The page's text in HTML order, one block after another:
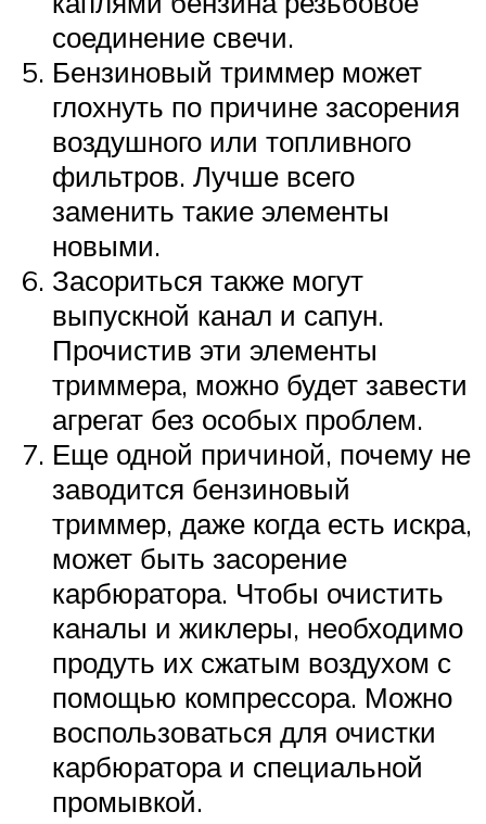
соединение свечи.
Бензиновый триммер может
глохнуть по причине засорения
воздушного или топливного
фильтров. Лучше всего
заменить такие элементы
новыми.
Засориться также могут
выпускной канал и сапун.
Прочистив эти элементы
триммера, можно будет завести
агрегат без особых проблем.
Еще одной причиной, почему не
заводится бензиновый
триммер, даже когда есть искра,
может быть засорение
карбюратора. Чтобы очистить
каналы и жиклеры, необходимо
продуть их сжатым воздухом с
помощью компрессора. Можно
воспользоваться для очистки
карбюратора и специальной
промывкой.